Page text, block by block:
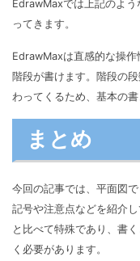
EdrawMaxでは上記のよ
ってきます。
EdrawMaxは直感的な操
階段が書けます。階段の
わってくるため、基本の
まとめ
今回の記事では、平面図
記号や注意点などを紹介
と比べて特殊であり、書
く必要があります。